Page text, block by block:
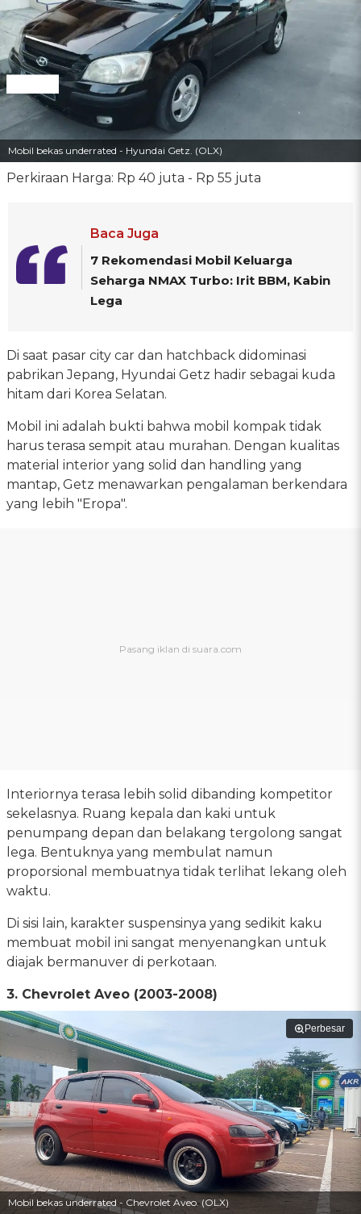
Mobil bekas underrated - Hyundai Getz. (OLX)
Perkiraan Harga: Rp 40 juta - Rp 55 juta
Baca Juga
7 Rekomendasi Mobil Keluarga
Seharga NMAX Turbo: Irit BBM, Kabin
Lega
Di saat pasar city car dan hatchback didominasi
pabrikan Jepang, Hyundai Getz hadir sebagai kuda
hitam dari Korea Selatan.
Mobil ini adalah bukti bahwa mobil kompak tidak
harus terasa sempit atau murahan. Dengan kualitas
material interior yang solid dan handling yang
mantap, Getz menawarkan pengalaman berkendara
yang lebih "Eropa".
Interiornya terasa lebih solid dibanding kompetitor
sekelasnya. Ruang kepala dan kaki untuk
penumpang depan dan belakang tergolong sangat
lega. Bentuknya yang membulat namun
proporsional membuatnya tidak terlihat lekang oleh
waktu.
Di sisi lain, karakter suspensinya yang sedikit kaku
membuat mobil ini sangat menyenangkan untuk
diajak bermanuver di perkotaan.
3. Chevrolet Aveo (2003-2008)
Perbesar
Mobil bekas underrated - Chevrolet Aveo. (OLX)